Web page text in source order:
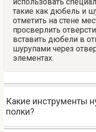
такие как дюбель и
отметить на стене
просверлить
вставить дюбели в
шурупами через
элементах.
Какие инструменты
полки?